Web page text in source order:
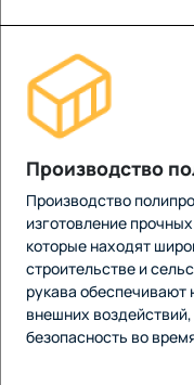
Производство
Производство
изготовление
которые находят
строительстве и
рукава
внешних
безопасность во